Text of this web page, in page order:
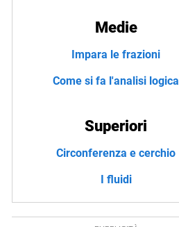
Medie
Impara le frazioni
Come si fa l'analisi logica
Superiori
Circonferenza e cerchio
I fluidi